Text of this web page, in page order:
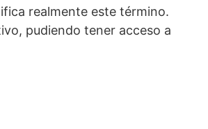
realmente este término.
pudiendo tener acceso a